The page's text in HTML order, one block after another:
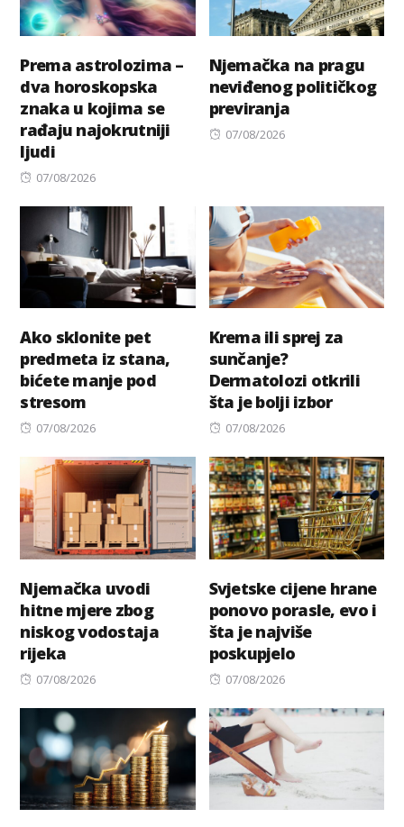
Prema astrolozima –
dva horoskopska
znaka u kojima se
rađaju najokrutniji
ljudi
Posted
07/08/2026
Njemačka na pragu
neviđenog političkog
previranja
Posted
07/08/2026
Ako sklonite pet
predmeta iz stana,
bićete manje pod
stresom
Posted
07/08/2026
Krema ili sprej za
sunčanje?
Dermatolozi otkrili
šta je bolji izbor
Posted
07/08/2026
Njemačka uvodi
hitne mjere zbog
niskog vodostaja
rijeka
Posted
07/08/2026
Svjetske cijene hrane
ponovo porasle, evo i
šta je najviše
poskupjelo
Posted
07/08/2026